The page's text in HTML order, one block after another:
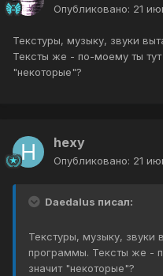
Опубликовано: 21
Текстуры, музыку, звуки
Тексты же - по-моему ты тут
"некоторые"?
hexy
Опубликовано: 21
Daedalus писал:
Текстуры, музыку, звуки
программы. Тексты же -
значит "некоторые"?